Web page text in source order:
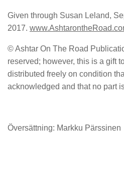
Given through Susan Leland,
2017.
© Ashtar On The Road
reserved; however, this is a gift
distributed freely on condition
acknowledged and that no part
Översättning: Markku Pärssinen